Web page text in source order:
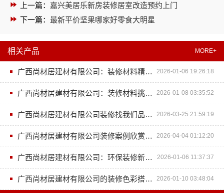
上一篇： 嘉兴美居乐新房装修居室改造预约上门
下一篇： 最新平价坚果哪家好零食大明星
相关产品 MORE+
广西尚材居建材有限公司：装修材料精选指南 2026-01-06 19:26:18
广西尚材居建材有限公司：装修材料挑选技巧 2026-01-08 03:35:52
广西尚材居建材有限公司装修找我们品质有保障 2026-03-25 21:59:19
广西尚材居建材有限公司装修案例欣赏与设计服务 2026-04-04 01:12:20
广西尚材居建材有限公司：环保装修新趋势 2026-01-06 11:37:37
广西尚材居建材有限公司的装修色彩搭配秘诀 2026-01-10 03:48:04